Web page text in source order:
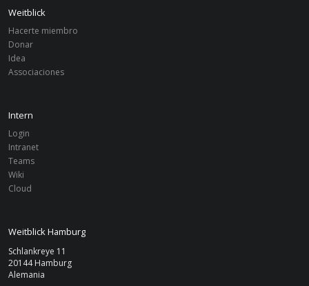
Weitblick
Hacerte miembro
Donar
Idea
Associaciones
Intern
Login
Intranet
Teams
Wiki
Cloud
Weitblick Hamburg
Schlankreye 11
20144 Hamburg
Alemania